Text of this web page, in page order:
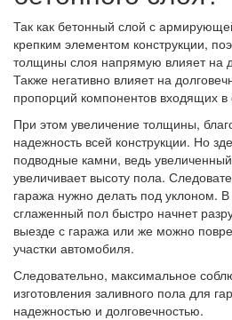
Так как бетонный слой с
крепким элементом конструкции,
толщины слоя напрямую влияет на
Также негативно влияет на
пропорций компонентов входящих в
При этом увеличение толщины,
надежность всей конструкции. Но
подводные камни, ведь
увеличивает высоту пола.
гаража нужно делать под уклоном.
сглаженный пол быстро начнет
выезде с гаража или же можно
участки автомобиля.
Следовательно, максимальное
изготовления заливного пола для
надежностью и долговечностью.